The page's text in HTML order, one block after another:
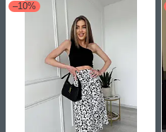
–10%